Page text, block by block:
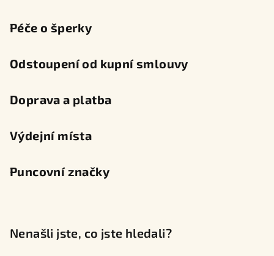
Péče o šperky
Odstoupení od kupní smlouvy
Doprava a platba
Výdejní místa
Puncovní značky
Nenašli jste, co jste hledali?